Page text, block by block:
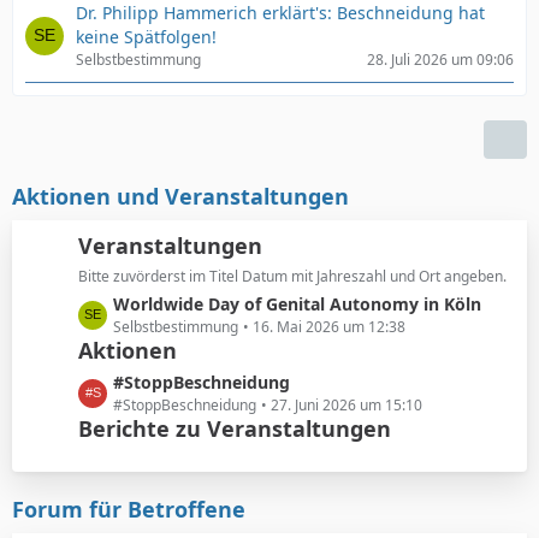
Dr. Philipp Hammerich erklärt's: Beschneidung hat
keine Spätfolgen!
Selbstbestimmung 28. Juli 2026 um 09:06
Aktionen und Veranstaltungen
Veranstaltungen
Bitte zuvörderst im Titel Datum mit Jahreszahl und Ort angeben.
L
e
t
z
t
e
e
t
Worldwide Day of Genital Autonomy in Köln
Selbstbestimmung 16. Mai 2026 um 12:38
Aktionen
L
e
t
t
e
#StoppBeschneidung
#StoppBeschneidung 27. Juni 2026 um 15:10
Berichte zu Veranstaltungen
Forum für Betroffene